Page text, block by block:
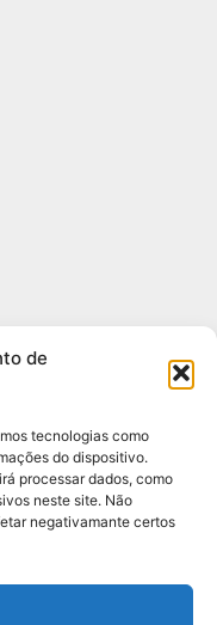
de
tecnologias como
do dispositivo.
processar dados, como
neste site. Não
negativamante certos
PC Gamer e guias